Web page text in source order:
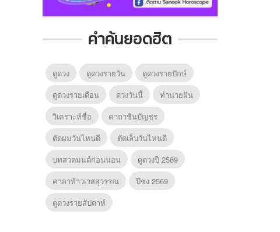
คำค้นยอดฮิต
ดูดวง ดูดวงรายวัน
ดูดวงรายปักษ์
ดูดวงรายเดือน
ดวงวันนี้
ทํานายฝัน
วิเคราะห์ชื่อ
คาถาชินบัญชร
ตัดผมวันไหนดี
ตัดเล็บวันไหนดี
บทสวดมนต์ก่อนนอน
ดูดวงปี 2569
คาถาท้าวเวสสุวรรณ
ปีชง 2569
ดูดวงรายสัปดาห์